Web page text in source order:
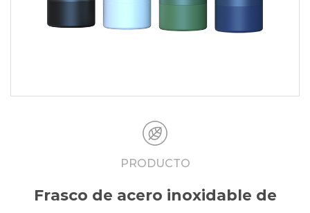
PRODUCTO
Frasco de acero inoxidable de